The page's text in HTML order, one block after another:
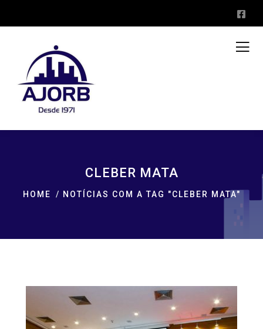
CLEBER MATA
HOME NOTÍCIAS COM A TAG "CLEBER MATA"